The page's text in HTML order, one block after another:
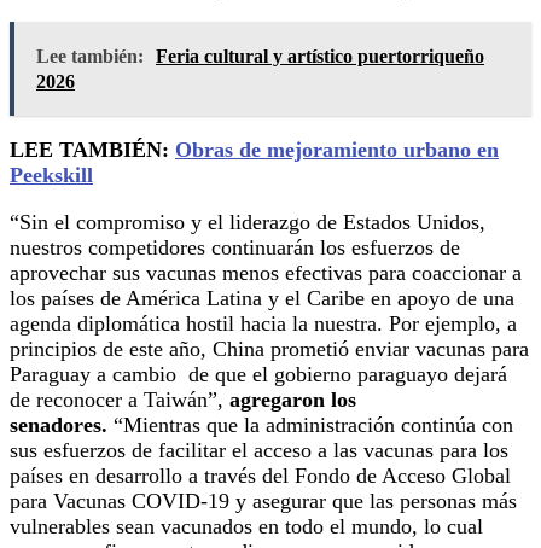
Lee también:
Feria cultural y artístico puertorriqueño
2026
LEE TAMBIÉN: Obras de mejoramiento urbano en
Peekskill
“Sin el compromiso y el liderazgo de Estados Unidos,
nuestros competidores continuarán los esfuerzos de
aprovechar sus vacunas menos efectivas para coaccionar a
los países de América Latina y el Caribe en apoyo de una
agenda diplomática hostil hacia la nuestra. Por ejemplo, a
principios de este año, China prometió enviar vacunas para
Paraguay a cambio de que el gobierno paraguayo dejará
de reconocer a Taiwán”, agregaron los
senadores. “Mientras que la administración continúa con
sus esfuerzos de facilitar el acceso a las vacunas para los
países en desarrollo a través del Fondo de Acceso Global
para Vacunas COVID-19 y asegurar que las personas más
vulnerables sean vacunados en todo el mundo, lo cual